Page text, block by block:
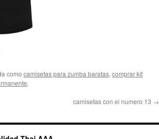
como camisetas para zumba baratas, comprar kit
.
camisetas con el numero 13 →